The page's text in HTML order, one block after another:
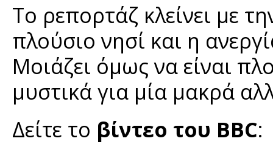
Το ρεπορτάζ κλείνει με
πλούσιο νησί και η
Μοιάζει όμως να είναι
μυστικά για μία μακρά
Δείτε το βίντεο του BBC: